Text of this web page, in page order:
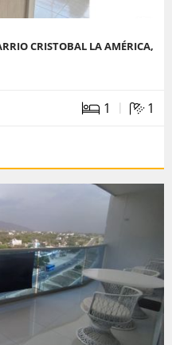
CRISTOBAL LA AMÉRICA,
1 | 1